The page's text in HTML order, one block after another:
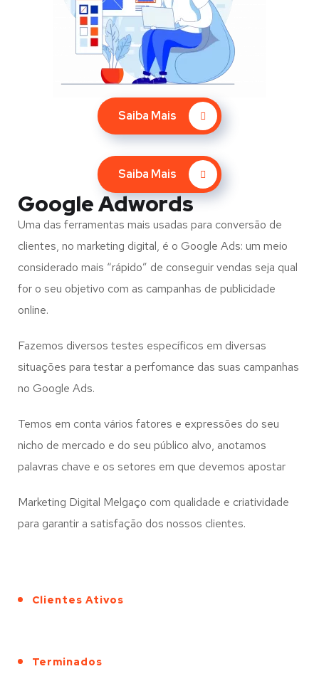
Saiba Mais
Saiba Mais
Google Adwords
Uma das ferramentas mais usadas para conversão de
clientes, no marketing digital, é o Google Ads: um meio
considerado mais “rápido” de conseguir vendas seja qual
for o seu objetivo com as campanhas de publicidade
online.
Fazemos diversos testes específicos em diversas
situações para testar a perfomance das suas campanhas
no Google Ads.
Temos em conta vários fatores e expressões do seu
nicho de mercado e do seu público alvo, anotamos
palavras chave e os setores em que devemos apostar
Marketing Digital Melgaço com qualidade e criatividade
para garantir a satisfação dos nossos clientes.
Clientes Ativos
Terminados